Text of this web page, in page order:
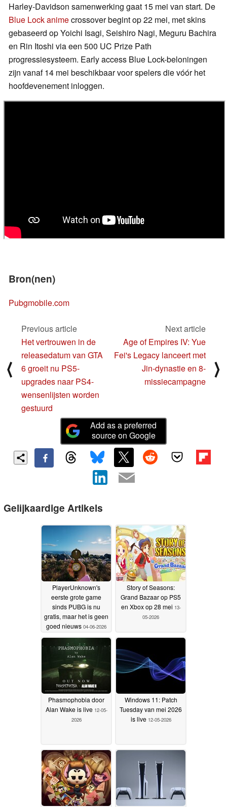
Harley-Davidson samenwerking gaat 15 mei van start. De
Blue Lock animecrossover begint op 22 mei, met skins
gebaseerd op Yoichi Isagi, Seishiro Nagi, Meguru Bachira
en Rin Itoshi via een 500 UC Prize Path
progressiesysteem. Early access Blue Lock-beloningen
zijn vanaf 14 mei beschikbaar voor spelers die vóór het
hoofdevenement inloggen.
Bron(nen)
Pubgmobile.com
⟨
Previous article
Het vertrouwen in de
releasedatum van GTA
6 groeit nu PS5-
upgrades naar PS4-
wensenlijsten worden
gestuurd
Next article
Age of Empires IV: Yue
Fei's Legacy lanceert met
Jin-dynastie en 8-
missiecampagne
⟩
Add as a preferred
source on Google
Gelijkaardige Artikels
PlayerUnknown's
eerste grote game
sinds PUBG is nu
gratis, maar het is geen
goed nieuws 04-06-2026
Story of Seasons:
Grand Bazaar op PS5
en Xbox op 28 mei 13-
05-2026
Phasmophobia door
Alan Wake is live 12-05-
2026
Windows 11: Patch
Tuesday van mei 2026
is live 12-05-2026